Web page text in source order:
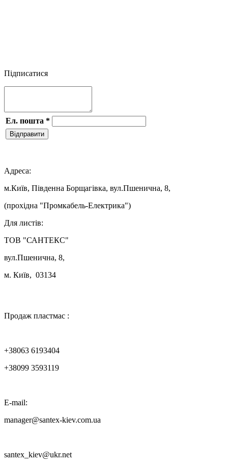
Підписатися
Ел. пошта *
Відправити
Адреса:
м.Київ, Південна Борщагівка, вул.Пшенична, 8,
(прохідна "Промкабель-Електрика")
Для листів:
ТОВ "САНТЕКС"
вул.Пшенична, 8,
м. Київ, 03134
Продаж пластмас :
+38063 6193404
+38099 3593119
E-mail:
manager@santex-kiev.com.ua
santex_kiev@ukr.net